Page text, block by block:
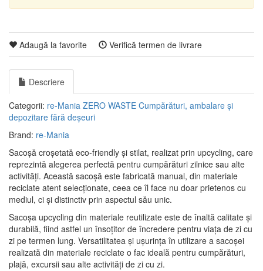
Adaugă la favorite Verifică termen de livrare
Descriere
Categorii: re-Mania ZERO WASTE Cumpărături, ambalare și
depozitare fără deșeuri
Brand: re-Mania
Sacoșă croșetată eco-friendly și stilat, realizat prin upcycling, care
reprezintă alegerea perfectă pentru cumpărături zilnice sau alte
activități. Această sacoșă este fabricată manual, din materiale
reciclate atent selecționate, ceea ce îl face nu doar prietenos cu
mediul, ci și distinctiv prin aspectul său unic.
Sacoșa upcycling din materiale reutilizate este de înaltă calitate și
durabilă, fiind astfel un însoțitor de încredere pentru viața de zi cu
zi pe termen lung. Versatilitatea și ușurința în utilizare a sacoșei
realizată din materiale reciclate o fac ideală pentru cumpărături,
plajă, excursii sau alte activități de zi cu zi.